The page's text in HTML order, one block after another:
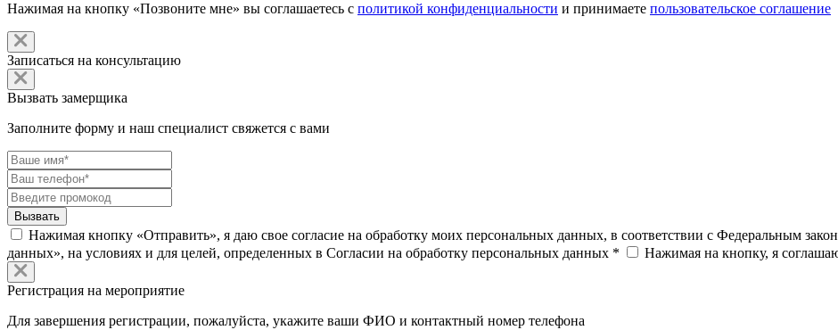
Нажимая на кнопку «Позвоните мне» вы соглашаетесь с политикой конфиденциальности и принимаете пользовательское соглашение
Записаться на консультацию
Вызвать замерщика
Заполните форму и наш специалист свяжется с вами
Нажимая кнопку «Отправить», я даю свое согласие на обработку моих персональных данных, в соответствии с Федеральным
данных», на условиях и для целей, определенных в Согласии на обработку персональных данных *
Нажимая на кнопку, я
Регистрация на мероприятие
Для завершения регистрации, пожалуйста, укажите ваши ФИО и контактный номер телефона